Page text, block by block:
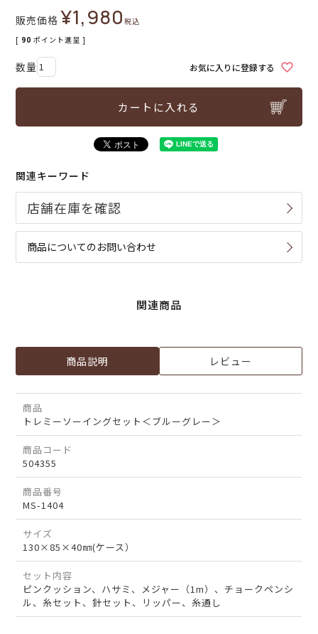
販売価格 ¥1,980税込
[ 90 ポイント進呈 ]
お気に入りに登録する
カートに入れる
関連キーワード
商品についてのお問い合わせ
関連商品
商品説明 レビュー
商品
トレミーソーイングセット＜ブルーグレー＞
商品コード
504355
商品番号
MS-1404
サイズ
130×85×40㎜(ケース）
セット内容
ピンクッション、ハサミ、メジャー（1m）、チョークペンシ
ル、糸セット、針セット、リッパー、糸通し